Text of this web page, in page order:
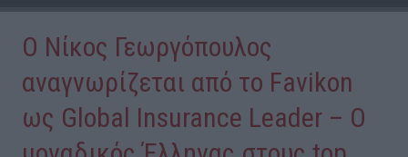
Ο Νίκος Γεωργόπουλος
αναγνωρίζεται από το Favikon
ως Global Insurance Leader – Ο